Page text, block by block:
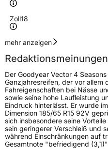
Zoll18
Geschwindigkeitsindex
Höchstgeschwindigkeit
270
Lastindex92
Höchstlast630 kg
Gewicht (in kg)10,5 kg
Generelle Merkmale
mehr anzeigen
Der Goodyear Vector 4
Ganzjahresreifen, der vor allem
Fahreigenschaften bei Nässe
sowie seine hohe Laufleistung
Eindruck hinterlässt. Er wurde
Dimension 185/65 R15 92V
sich insbesondere seine
sein geringerer Verschleiß und
während Einschränkungen auf
Gesamtnote "befriedigend